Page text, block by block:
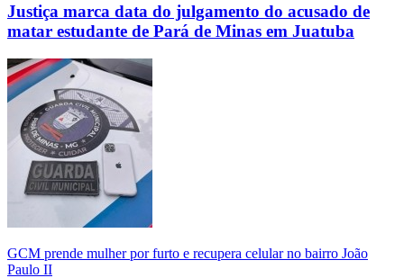
Justiça marca data do julgamento do acusado de
matar estudante de Pará de Minas em Juatuba
GCM prende mulher por furto e recupera celular no bairro João
Paulo II